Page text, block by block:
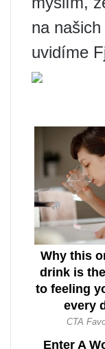
na
uvidíme